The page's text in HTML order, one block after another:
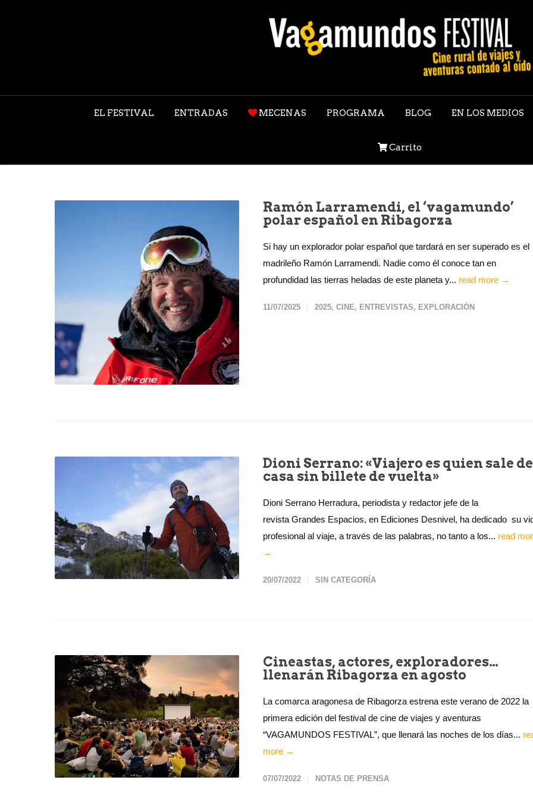
EL FESTIVAL ENTRADAS MECENAS PROGRAMA BLOG EN LOS MEDIOS
Carrito
Ramón Larramendi, el ‘vagamundo’
polar español en Ribagorza
Si hay un explorador polar español que tardará en ser superado es el
madrileño Ramón Larramendi. Nadie como él conoce tan en
profundidad las tierras heladas de este planeta y... read more →
11/07/2025 2025, CINE, ENTREVISTAS, EXPLORACIÓN
Dioni Serrano: «Viajero es quien sale de
casa sin billete de vuelta»
Dioni Serrano Herradura, periodista y redactor jefe de la
revista Grandes Espacios, en Ediciones Desnivel, ha dedicado su
profesional al viaje, a través de las palabras, no tanto a los... read
→
20/07/2022 SIN CATEGORÍA
Cineastas, actores, exploradores…
llenarán Ribagorza en agosto
La comarca aragonesa de Ribagorza estrena este verano de 2022 la
primera edición del festival de cine de viajes y aventuras
“VAGAMUNDOS FESTIVAL”, que llenará las noches de los días...
more →
07/07/2022 NOTAS DE PRENSA